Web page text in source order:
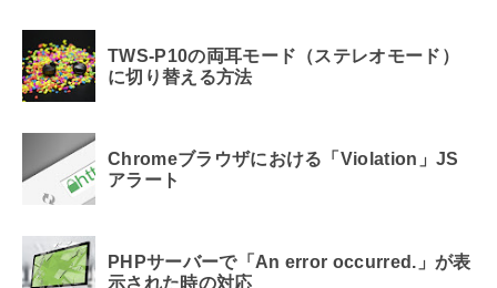
TWS-P10の両耳モード（ステレオモード）
に切り替える方法
Chromeブラウザにおける「Violation」JS
アラート
PHPサーバーで「An error occurred.」が表
示された時の対応